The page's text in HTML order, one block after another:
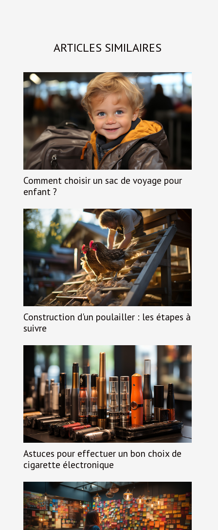
ARTICLES SIMILAIRES
Comment choisir un sac de voyage pour
enfant ?
Construction d'un poulailler : les étapes à
suivre
Astuces pour effectuer un bon choix de
cigarette électronique